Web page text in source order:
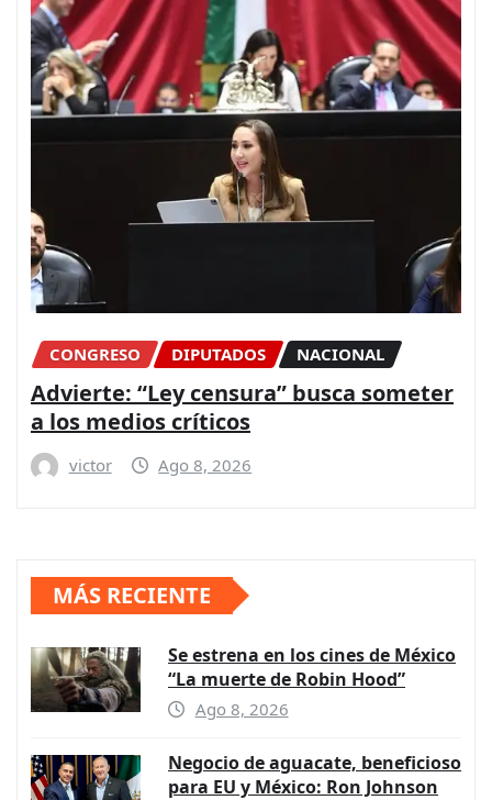
CONGRESO DIPUTADOS NACIONAL
Advierte: “Ley censura” busca someter
a los medios críticos
victor Ago 8, 2026
MÁS RECIENTE
Se estrena en los cines de México
“La muerte de Robin Hood”
Ago 8, 2026
Negocio de aguacate, beneficioso
para EU y México: Ron Johnson